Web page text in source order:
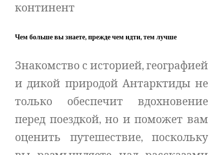
континент
Чем больше вы знаете, прежде чем идти, тем лучше
Знакомство с историей, географией
и дикой природой Антарктиды не
только обеспечит вдохновение
перед поездкой, но и поможет вам
оценить путешествие, поскольку